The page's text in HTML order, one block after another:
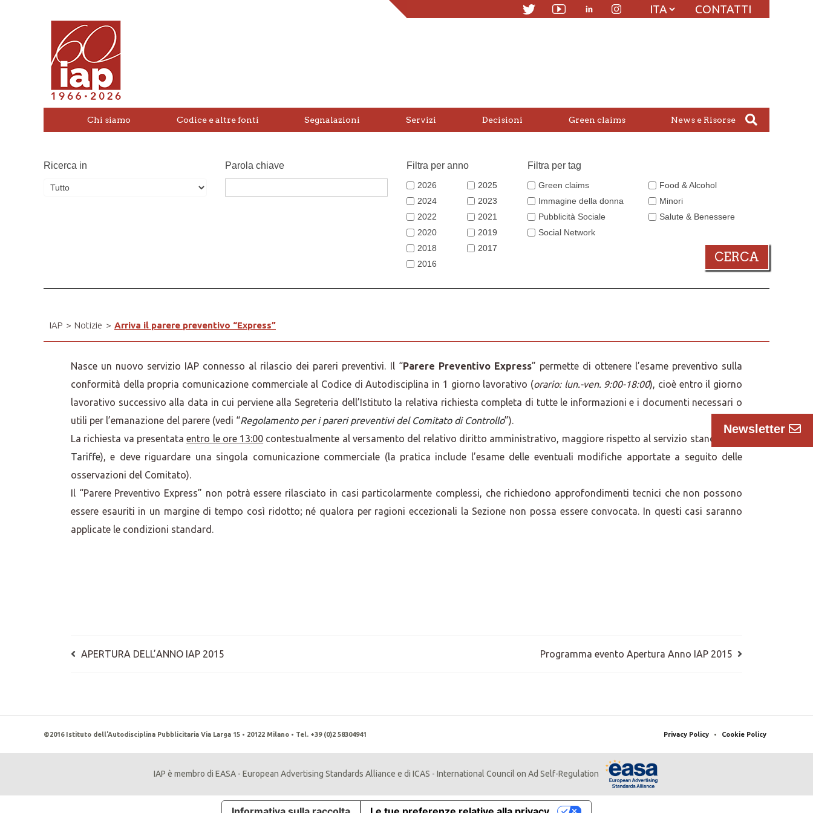
CONTATTI
Twitter Youtube Linkedin
Chi siamo Codice e altre fonti Segnalazioni Servizi Decisioni Green claims News e Risorse
Ricerca in Parola chiave Filtra per anno
2026
2025
2024
2023
2022
2021
2020
2019
2018
2017
2016
Filtra per tag
Green claims
Food & Alcohol
Immagine della donna
Minori
Pubblicità Sociale
Salute & Benessere
Social Network
CERCA
IAP > Notizie > Arriva il parere preventivo “Express”
Newsletter
Nasce un nuovo servizio IAP connesso al rilascio dei pareri preventivi. Il “Parere Preventivo Express” permette di ottenere l’esame preventivo sulla
conformità della propria comunicazione commerciale al Codice di Autodisciplina in 1 giorno lavorativo (orario: lun.-ven. 9:00-18:00), cioè entro il giorno
lavorativo successivo alla data in cui perviene alla Segreteria dell’Istituto la relativa richiesta completa di tutte le informazioni e i documenti necessari o
utili per l’emanazione del parere (vedi “Regolamento per i pareri preventivi del Comitato di Controllo”).
La richiesta va presentataentro le ore 13:00 contestualmente al versamento del relativo diritto amministrativo, maggiore rispetto al servizio standard (v.
Tariffe), e deve riguardare una singola comunicazione commerciale (la pratica include l’esame delle eventuali modifiche apportate a seguito delle
osservazioni del Comitato).
Il “Parere Preventivo Express” non potrà essere rilasciato in casi particolarmente complessi, che richiedono approfondimenti tecnici che non possono
essere esauriti in un margine di tempo così ridotto; né qualora per ragioni eccezionali la Sezione non possa essere convocata. In questi casi saranno
applicate le condizioni standard.
APERTURA DELL’ANNO IAP 2015 Programma evento Apertura Anno IAP 2015
©2016 Istituto dell'Autodisciplina Pubblicitaria Via Larga 15 • 20122 Milano • Tel. +39 (0)2 58304941 Privacy Policy • Cookie Policy
IAP è membro di EASA - European Advertising Standards Alliance e di ICAS - International Council on Ad Self-Regulation